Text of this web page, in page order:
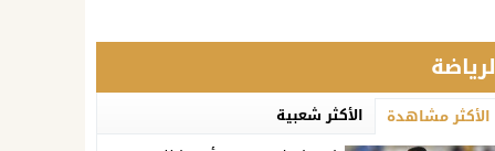
الأكثر مشاهدة الأكثر شعبية